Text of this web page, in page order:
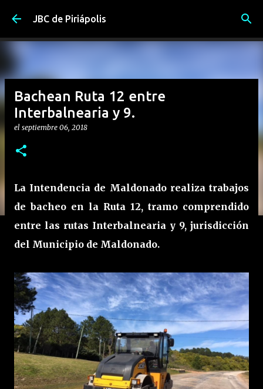
Ir al contenido principal
JBC de Piriápolis
Bachean Ruta 12 entre
Interbalnearia y 9.
el septiembre 06, 2018
La Intendencia de Maldonado realiza trabajos
de bacheo en la Ruta 12, tramo comprendido
entre las rutas Interbalnearia y 9, jurisdicción
del Municipio de Maldonado.